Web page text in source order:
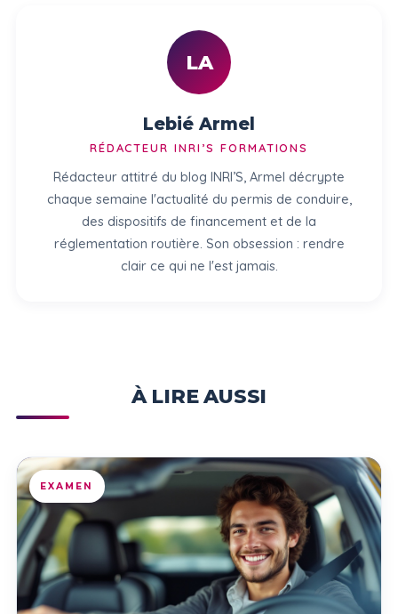
LA
Lebié Armel
RÉDACTEUR INRI’S FORMATIONS
Rédacteur attitré du blog INRI’S, Armel décrypte
chaque semaine l'actualité du permis de conduire,
des dispositifs de financement et de la
réglementation routière. Son obsession : rendre
clair ce qui ne l'est jamais.
À LIRE AUSSI
EXAMEN